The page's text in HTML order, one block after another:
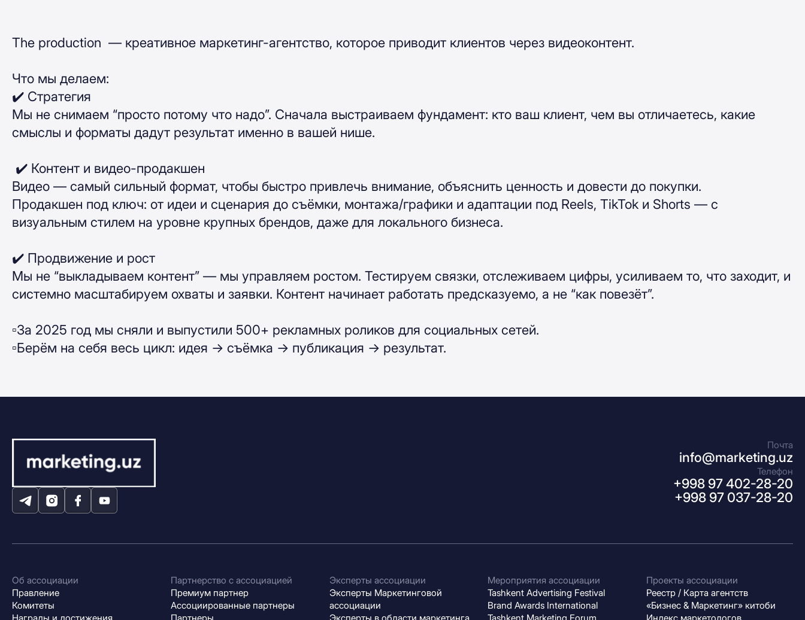
The production — креативное маркетинг-агентство, которое приводит клиентов через видеоконтент.
Что мы делаем:
✔️ Стратегия
Мы не снимаем “просто потому что надо”. Сначала выстраиваем фундамент: кто ваш клиент, чем вы отличаетесь, какие
смыслы и форматы дадут результат именно в вашей нише.
✔️ Контент и видео-продакшен
Видео — самый сильный формат, чтобы быстро привлечь внимание, объяснить ценность и довести до покупки.
Продакшен под ключ: от идеи и сценария до съёмки, монтажа/графики и адаптации под Reels, TikTok и Shorts — с
визуальным стилем на уровне крупных брендов, даже для локального бизнеса.
✔️ Продвижение и рост
Мы не “выкладываем контент” — мы управляем ростом. Тестируем связки, отслеживаем цифры, усиливаем то, что заходит, и
системно масштабируем охваты и заявки. Контент начинает работать предсказуемо, а не “как повезёт”.
▫️За 2025 год мы сняли и выпустили 500+ рекламных роликов для социальных сетей.
▫️Берём на себя весь цикл: идея → съёмка → публикация → результат.
Почта
info@marketing.uz
Телефон
+998 97 402-28-20
+998 97 037-28-20
Об ассоциации
Правление
Комитеты
Партнерство с ассоциацией
Премиум партнер
Ассоциированные партнеры
Эксперты ассоциации
Эксперты Маркетинговой
ассоциации
Мероприятия ассоциации
Tashkent Advertising Festival
Brand Awards International
Проекты ассоциации
Реестр / Карта агентств
«Бизнес & Маркетинг» китоби